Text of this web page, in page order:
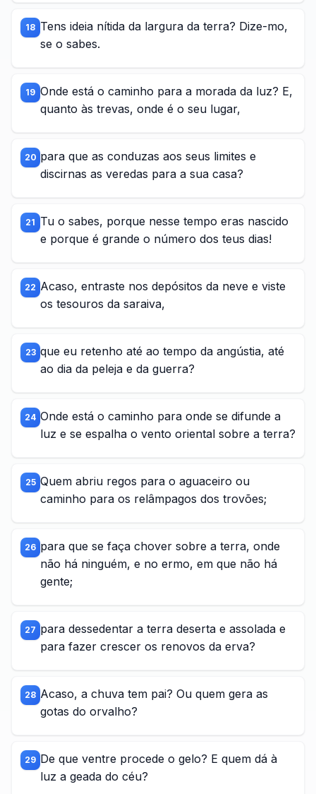
18 Tens ideia nítida da largura da terra? Dize-mo,
se o sabes.
19 Onde está o caminho para a morada da luz? E,
quanto às trevas, onde é o seu lugar,
20 para que as conduzas aos seus limites e
discirnas as veredas para a sua casa?
21 Tu o sabes, porque nesse tempo eras nascido
e porque é grande o número dos teus dias!
22 Acaso, entraste nos depósitos da neve e viste
os tesouros da saraiva,
23 que eu retenho até ao tempo da angústia, até
ao dia da peleja e da guerra?
24 Onde está o caminho para onde se difunde a
luz e se espalha o vento oriental sobre a terra?
25 Quem abriu regos para o aguaceiro ou
caminho para os relâmpagos dos trovões;
26 para que se faça chover sobre a terra, onde
não há ninguém, e no ermo, em que não há
gente;
27 para dessedentar a terra deserta e assolada e
para fazer crescer os renovos da erva?
28 Acaso, a chuva tem pai? Ou quem gera as
gotas do orvalho?
29 De que ventre procede o gelo? E quem dá à
luz a geada do céu?